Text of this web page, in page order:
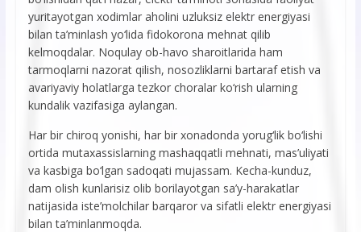
yuritayotgan xodimlar aholini uzluksiz elektr energiyasi
bilan ta’minlash yo‘lida fidokorona mehnat qilib
kelmoqdalar. Noqulay ob-havo sharoitlarida ham
tarmoqlarni nazorat qilish, nosozliklarni bartaraf etish va
avariyaviy holatlarga tezkor choralar ko‘rish ularning
kundalik vazifasiga aylangan.
Har bir chiroq yonishi, har bir xonadonda yorug‘lik bo‘lishi
ortida mutaxassislarning mashaqqatli mehnati, mas’uliyati
va kasbiga bo‘lgan sadoqati mujassam. Kecha-kunduz,
dam olish kunlarisiz olib borilayotgan sa’y-harakatlar
natijasida iste’molchilar barqaror va sifatli elektr energiyasi
bilan ta’minlanmoqda.